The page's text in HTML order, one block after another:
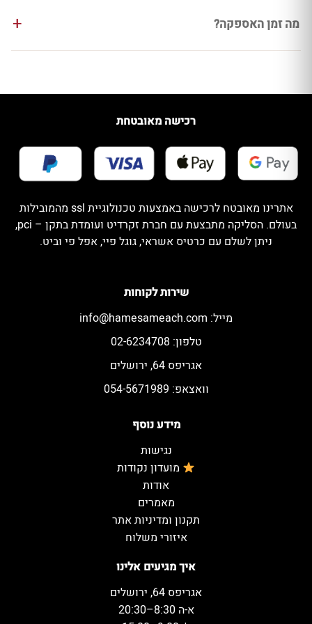
מה זמן האספקה?
איך מגיעים אלינו
אגריפס 64, ירושלים
א-ה 8:30–20:30
מידע נוסף
נגישות
מועדון נקודות
אודות
מאמרים
תקנון ומדיניות אתר
איזורי משלוח
שירות לקוחות
מייל: info@hamesameach.com
טלפון: 02-6234708
אגריפס 64, ירושלים
וואצאפ: 054-5671989
רכישה מאובטחת
אתרינו מאובטח לרכישה באמצעות טכנולוגיית ssl מהמובילות
בעולם. הסליקה מתבצעת עם חברת זקרדיט ועומדת בתקן – pci,
ניתן לשלם עם כרטיס אשראי, גוגל פיי, אפל פי וביט.